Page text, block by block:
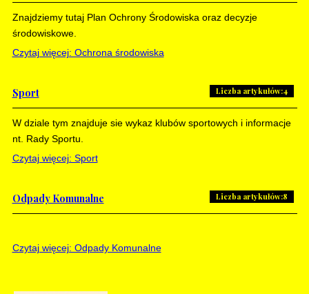
Znajdziemy tutaj Plan Ochrony Środowiska oraz decyzje
środowiskowe.
Czytaj więcej: Ochrona środowiska
Sport Liczba artykułów:4
W dziale tym znajduje sie wykaz klubów sportowych i informacje
nt. Rady Sportu.
Czytaj więcej: Sport
Odpady Komunalne Liczba artykułów:8
Czytaj więcej: Odpady Komunalne